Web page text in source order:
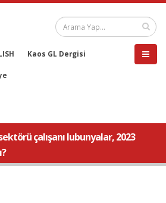
Kaos GL Dergisi
çalışanı lubunyalar, 2023